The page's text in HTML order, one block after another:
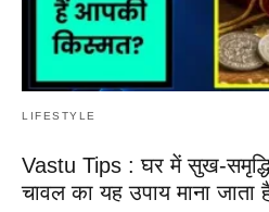
LIFESTYLE
Vastu Tips : घर में सुख-
चावल का यह उपाय माना जाता